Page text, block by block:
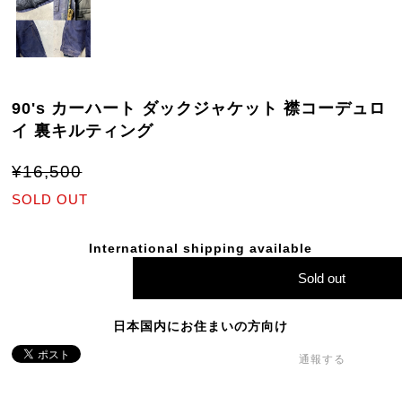
90's カーハート ダックジャケット 襟コーデュロ
イ 裏キルティング
¥16,500
SOLD OUT
International shipping available
Sold out
日本国内にお住まいの方向け
通報する